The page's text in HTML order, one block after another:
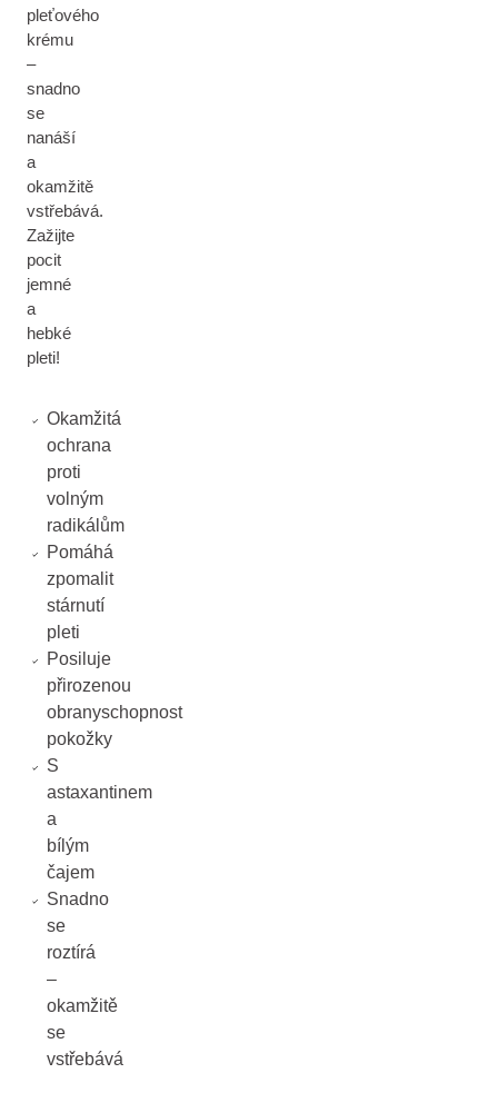
pleťového
krému
–
snadno
se
nanáší
a
okamžitě
vstřebává.
Zažijte
pocit
jemné
a
hebké
pleti!
Okamžitá
ochrana
proti
volným
radikálům
Pomáhá
zpomalit
stárnutí
pleti
Posiluje
přirozenou
obranyschopnost
pokožky
S
astaxantinem
a
bílým
čajem
Snadno
se
roztírá
–
okamžitě
se
vstřebává